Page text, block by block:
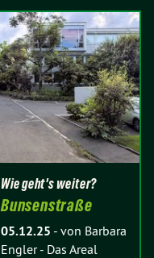
Wie geht's weiter?
Bunsenstraße
05.12.25 - von Barbara
Engler- Das Areal